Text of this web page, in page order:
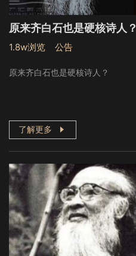
原来齐白石也是硬核诗人？
1.8w浏览 公告
原来齐白石也是硬核诗人？
了解更多